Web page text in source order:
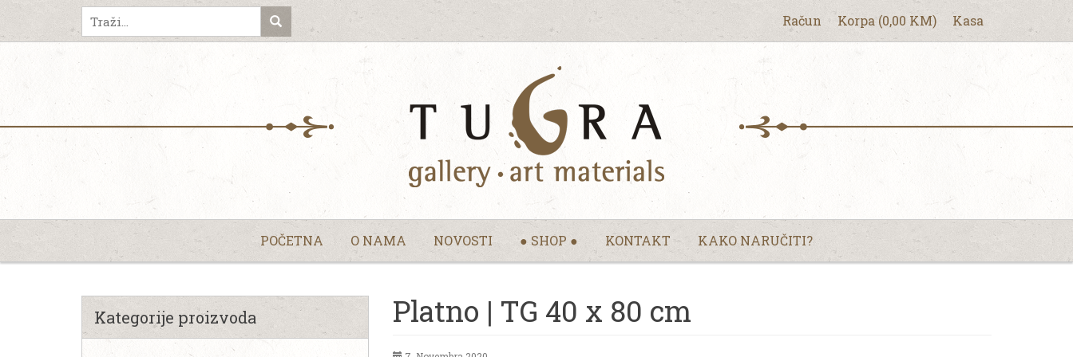
Račun Korpa (0,00 KM) Kasa
POČETNA O NAMA NOVOSTI ● SHOP ● KONTAKT KAKO NARUČITI?
Platno | TG 40 x 80 cm
Kategorije proizvoda